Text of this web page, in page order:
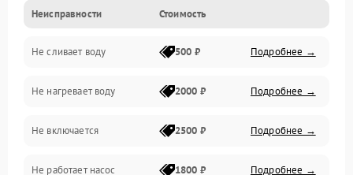
Управление
Электропитание
Датчики
Нагрев
Неисправности Стоимость
Не сливает воду 500 ₽ Подробнее →
Не нагревает воду 2000 ₽ Подробнее →
Не включается 2500 ₽ Подробнее →
Не работает насос 1800 ₽ Подробнее →